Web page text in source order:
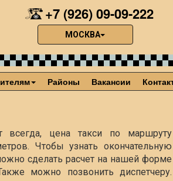
+7 (926) 09-09-222
МОСКВА
Районы Вакансии
всегда, цена такси по маршруту
Чтобы узнать окончательную
сделать расчет на нашей форме
можно позвонить диспетчеру.